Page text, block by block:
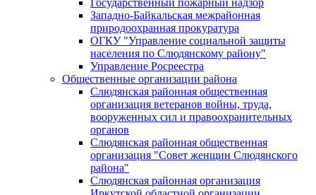
Государственный пожарный надзор
Западно-Байкальская межрайонная
природоохранная прокуратура
ОГКУ "Управление социальной защиты
населения по Слюдянскому району"
Управление Росреестра
Общественные организации района
Слюдянская районная общественная
организация ветеранов войны, труда,
вооруженных сил и правоохранительных
органов
Слюдянская районная общественная
организация "Совет женщин Слюдянского
района"
Слюдянская районная организация